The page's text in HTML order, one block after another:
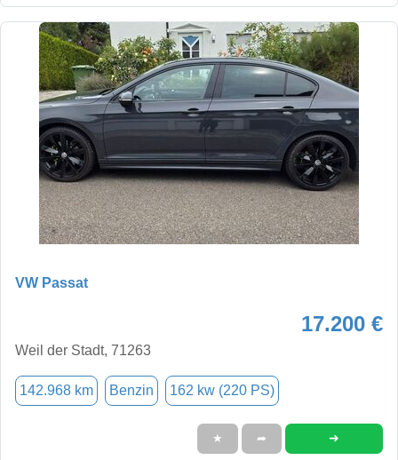
VW Passat
17.200 €
Weil der Stadt, 71263
142.968 km Benzin 162 kw (220 PS)
★ ➦ ➜